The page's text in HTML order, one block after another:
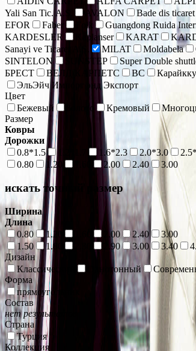
Yali San Tic. A.S.
AVALON Bade dis
EFOR
Faber Folk Guangdong Ruida
KARDESLER
Kaplanser KARAT
Sanayi ve Ticaret A.S.
MILAT Moldabela
SINTELON
SUNSTEP Super Double
БРЕСТ
ВЕЛД КАРПЕТС ВС
ЭльЭйч Импорт энд Экспорт
Цвет
Бежевый
Золото Кремовый
Размер
Ковры
Дорожки
0.8*1.5
1.6*2.3 2.0*3.0
0.80
1.20 2.00 2.40 3.00
искать точный размер
Ширина
Длина
0.80
1.20 2.00 2.40
3.00
1.50
1.80 2.90 3.00 3.40
Дизайн
Классический
Однотонный
Форма
прямоугольник
Состав
нет результатов
Страна
Турция
Коллекция